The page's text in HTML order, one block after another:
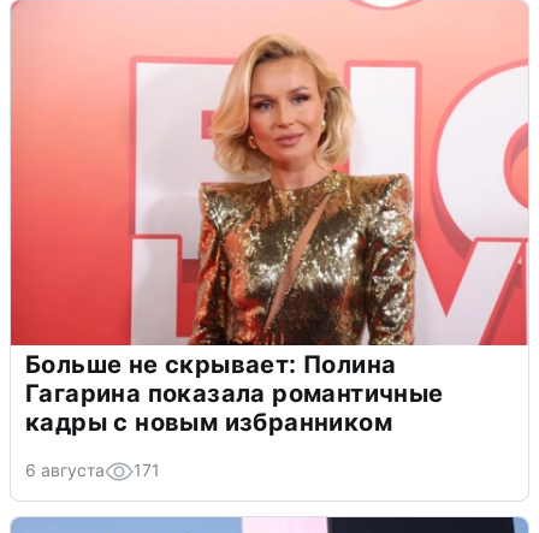
Больше не скрывает: Полина
Гагарина показала романтичные
кадры с новым избранником
6 августа 171